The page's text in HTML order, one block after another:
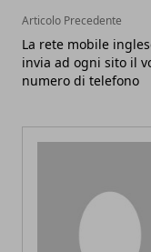
Articolo Precedente
La rete mobile
invia ad ogni sito il
numero di telefono